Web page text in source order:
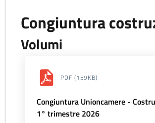
Congiuntura
Volumi
PDF (159KB)
Congiuntura Unioncamere -
1° trimestre 2026